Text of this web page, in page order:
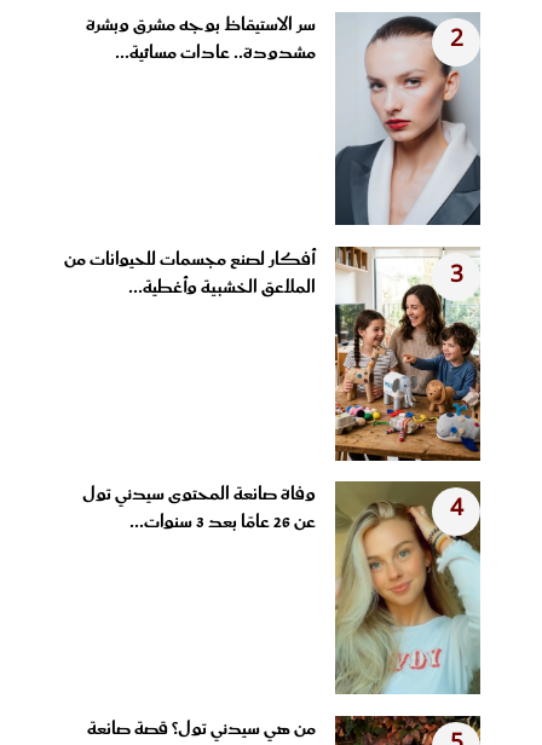
2
سر الاستيقاظ بوجه مشرق وبشرة
مشدودة.. عادات مسائية...
3
أفكار لصنع مجسمات للحيوانات من
الملاعق الخشبية وأغطية...
4
وفاة صانعة المحتوى سيدني تول
عن 26 عامًا بعد 3 سنوات...
من هي سيدني تول؟ قصة صانعة